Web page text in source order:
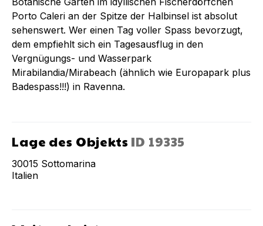
Porto Caleri an der Spitze der Halbinsel ist absolut
sehenswert. Wer einen Tag voller Spass bevorzugt,
dem empfiehlt sich ein Tagesausflug in den
Vergnügungs- und Wasserpark
Mirabilandia/Mirabeach (ähnlich wie Europapark plus
Badespass!!!) in Ravenna.
Lage des Objekts ID 19335
30015 Sottomarina
Italien